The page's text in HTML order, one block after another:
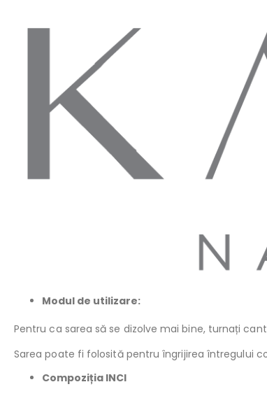
Modul de utilizare:
Pentru ca sarea să se dizolve mai bine, turnați
Sarea poate fi folosită pentru îngrijirea întregului
Compoziția INCI